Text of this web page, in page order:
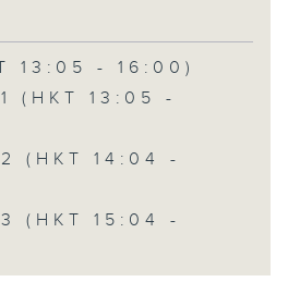
13:05 - 16:00)
(HKT 13:05 -
(HKT 14:04 -
(HKT 15:04 -